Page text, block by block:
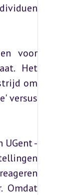
voor
Het
om
versus
UGent -
Omdat